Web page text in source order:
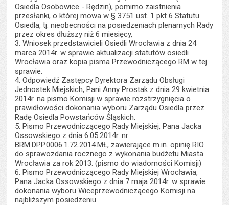
Osiedla Osobowice - Rędzin), pomimo zaistnienia
przesłanki, o której mowa w § 3751 ust. 1 pkt 6 Statutu
Osiedla, tj. nieobecności na posiedzeniach plenarnych Rady
przez okres dłuższy niż 6 miesięcy,
3. Wniosek przedstawicieli Osiedli Wrocławia z dnia 24
marca 2014r. w sprawie aktualizacji statutów osiedli
Wrocławia oraz kopia pisma Przewodniczącego RM w tej
sprawie.
4. Odpowiedź Zastępcy Dyrektora Zarządu Obsługi
Jednostek Miejskich, Pani Anny Prostak z dnia 29 kwietnia
2014r. na pismo Komisji w sprawie rozstrzygnięcia o
prawidłowości dokonania wyboru Zarządu Osiedla przez
Radę Osiedla Powstańców Śląskich.
5. Pismo Przewodniczącego Rady Miejskiej, Pana Jacka
Ossowskiego z dnia 6.05.2014r. nr
BRM.DPP.0006.1.72.2014.MŁ, zawierające m.in. opinię RIO
do sprawozdania rocznego z wykonania budżetu Miasta
Wrocławia za rok 2013. (pismo do wiadomości Komisji)
6. Pismo Przewodniczącego Rady Miejskiej Wrocławia,
Pana Jacka Ossowskiego z dnia 7 maja 2014r. w sprawie
dokonania wyboru Wiceprzewodniczącego Komisji na
najbliższym posiedzeniu.